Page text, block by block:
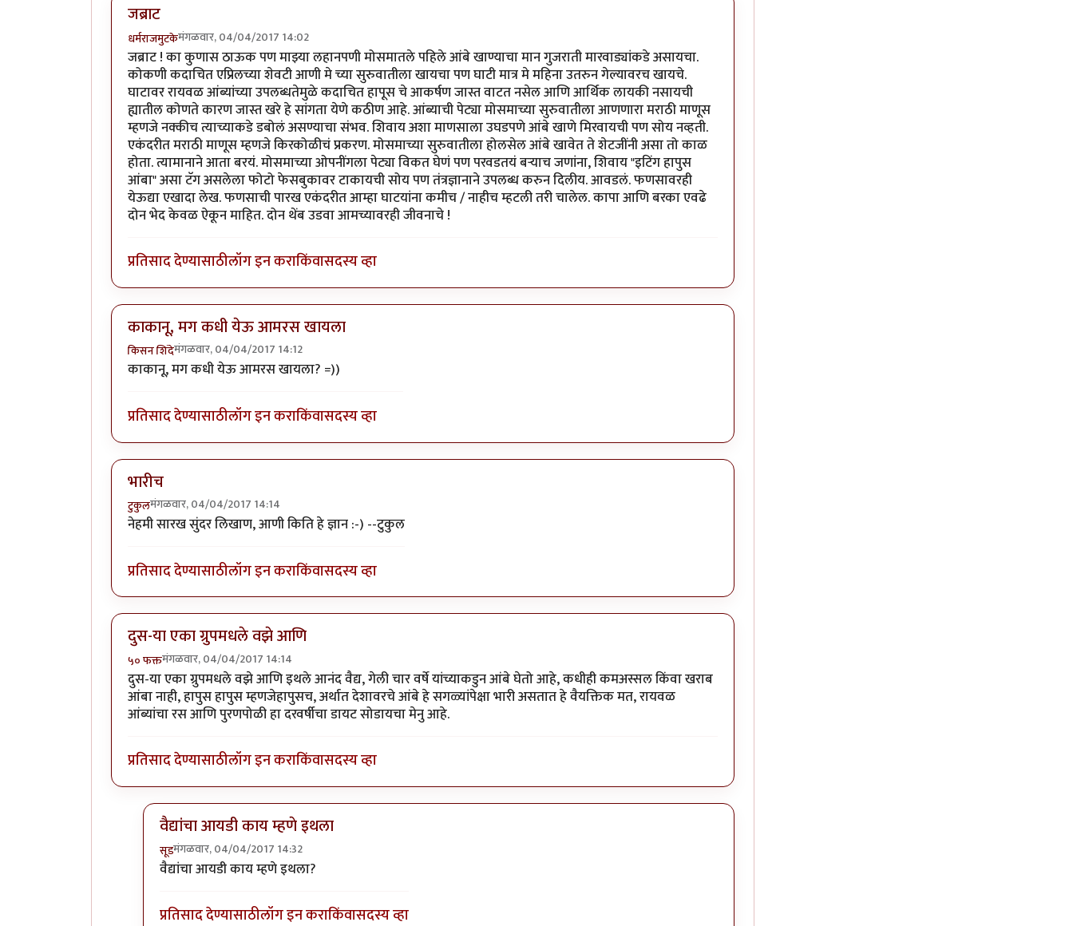
जब्राट
धर्मराजमुटकेमंगळवार, 04/04/2017 14:02
जब्राट ! का कुणास ठाऊक पण माझ्या लहानपणी मोसमातले पहिले आंबे खाण्याचा मान गुजराती मारवाड्यांकडे असायचा.
कोकणी कदाचित एप्रिलच्या शेवटी आणी मे च्या सुरुवातीला खायचा पण घाटी मात्र मे महिना उतरुन गेल्यावरच खायचे.
घाटावर रायवळ आंब्यांच्या उपलब्धतेमुळे कदाचित हापूस चे आकर्षण जास्त वाटत नसेल आणि आर्थिक लायकी नसायची
ह्यातील कोणते कारण जास्त खरे हे सांगता येणे कठीण आहे. आंब्याची पेट्या मोसमाच्या सुरुवातीला आणणारा मराठी माणूस
म्हणजे नक्कीच त्याच्याकडे डबोलं असण्याचा संभव. शिवाय अशा माणसाला उघडपणे आंबे खाणे मिरवायची पण सोय नव्हती.
एकंदरीत मराठी माणूस म्हणजे किरकोळीचं प्रकरण. मोसमाच्या सुरुवातीला होलसेल आंबे खावेत ते शेटजींनी असा तो काळ
होता. त्यामानाने आता बरयं. मोसमाच्या ओपनींगला पेट्या विकत घेणं पण परवडतयं बर्‍याच जणांना, शिवाय "इटिंग हापुस
आंबा" असा टॅग असलेला फोटो फेसबुकावर टाकायची सोय पण तंत्रज्ञानाने उपलब्ध करुन दिलीय. आवडलं. फणसावरही
येऊद्या एखादा लेख. फणसाची पारख एकंदरीत आम्हा घाटयांना कमीच / नाहीच म्हटली तरी चालेल. कापा आणि बरका एवढे
दोन भेद केवळ ऐकून माहित. दोन थेंब उडवा आमच्यावरही जीवनाचे !
प्रतिसाद देण्यासाठीलॉग इन कराकिंवासदस्य व्हा
काकानू, मग कधी येऊ आमरस खायला
किसन शिंदेमंगळवार, 04/04/2017 14:12
काकानू, मग कधी येऊ आमरस खायला? =))
प्रतिसाद देण्यासाठीलॉग इन कराकिंवासदस्य व्हा
भारीच
टुकुलमंगळवार, 04/04/2017 14:14
नेहमी सारख सुंदर लिखाण, आणी किति हे ज्ञान :-) --टुकुल
प्रतिसाद देण्यासाठीलॉग इन कराकिंवासदस्य व्हा
दुस-या एका ग्रुपमधले वझे आणि
५० फक्तमंगळवार, 04/04/2017 14:14
दुस-या एका ग्रुपमधले वझे आणि इथले आनंद वैद्य, गेली चार वर्षे यांच्याकडुन आंबे घेतो आहे, कधीही कमअस्सल किंवा खराब
आंबा नाही, हापुस हापुस म्हणजेहापुसच, अर्थात देशावरचे आंबे हे सगळ्यांपेक्षा भारी असतात हे वैयक्तिक मत, रायवळ
आंब्यांचा रस आणि पुरणपोळी हा दरवर्षीचा डायट सोडायचा मेनु आहे.
प्रतिसाद देण्यासाठीलॉग इन कराकिंवासदस्य व्हा
वैद्यांचा आयडी काय म्हणे इथला
सूडमंगळवार, 04/04/2017 14:32
In reply toदुस-या एका ग्रुपमधले वझे आणि
वैद्यांचा आयडी काय म्हणे इथला?
प्रतिसाद देण्यासाठीलॉग इन कराकिंवासदस्य व्हा